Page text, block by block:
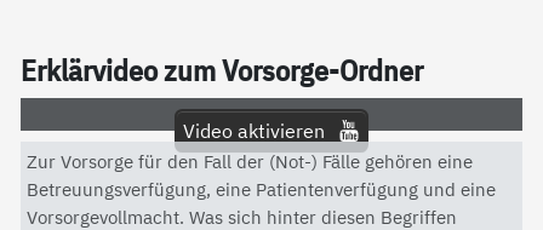
Er­klär­vi­deo zum Vor­sor­ge-Ord­ner
Video aktivieren
Mit dem Aktivieren des Videos akzeptieren Sie die
Datenschutzerklärung von YouTube.
Zur Vorsorge für den Fall der (Not-) Fälle gehören eine
Betreuungsverfügung, eine Patientenverfügung und eine
Vorsorgevollmacht. Was sich hinter diesen Begriffen